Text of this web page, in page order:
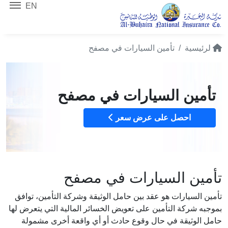
EN
لرئيسية تأمين السيارات في مصفح
تأمين السيارات في مصفح
احصل على عرض سعر
تأمين السيارات في مصفح
تأمين السيارات هو عقد بين حامل الوثيقة وشركة التأمين، توافق
بموجبه شركة التأمين على تعويض الخسائر المالية التي يتعرض لها
حامل الوثيقة في حال وقوع حادث أو أي واقعة أخرى مشمولة